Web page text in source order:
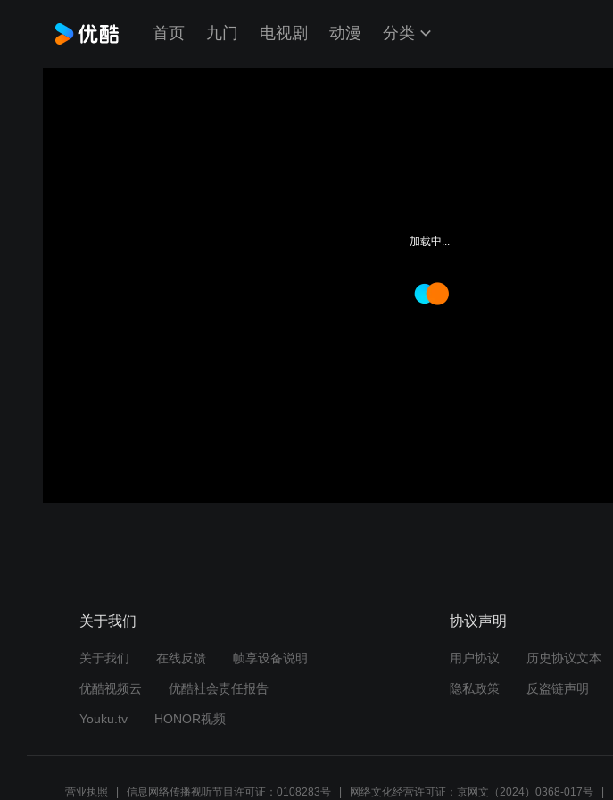
首页 九门 电视剧 动漫 分类
加载中...
关于我们
关于我们 在线反馈 帧享设备说明
优酷视频云 优酷社会责任报告
Youku.tv HONOR视频
协议声明
用户协议 历史协议文本
隐私政策 反盗链声明
营业执照 信息网络传播视听节目许可证：0108283号 网络文化经营许可证：京网文（2024）0368-017号